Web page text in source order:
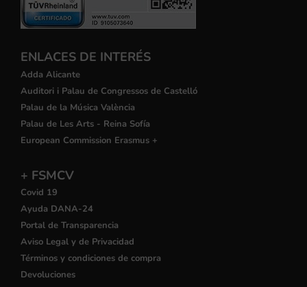
ENLACES DE INTERÉS
Adda Alicante
Auditori i Palau de Congressos de Castelló
Palau de la Música València
Palau de Les Arts - Reina Sofía
European Commission Erasmus +
+ FSMCV
Covid 19
Ayuda DANA-24
Portal de Transparencia
Aviso Legal y de Privacidad
Términos y condiciones de compra
Devoluciones